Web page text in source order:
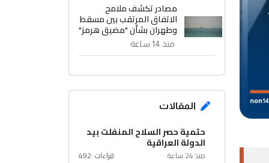
مصادر تكشف ملامح
الاتفاق المرتقب بين مسقط
وطهران بشأن "مضيق هرمز"
منذ 14 ساعة
المقالات
حتمية حصر السلاح المنفلت بيد
الدولة العراقية
منذ 24 ساعة قراءات :492